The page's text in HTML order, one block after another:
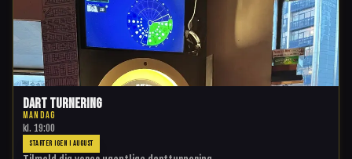
Dart Turnering
MANDAG
kl. 19:00
STARTER IGEN I AUGUST